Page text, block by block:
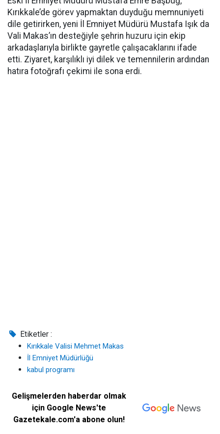
Kırıkkale’de görev yapmaktan duyduğu memnuniyeti
dile getirirken, yeni İl Emniyet Müdürü Mustafa Işık da
Vali Makas’ın desteğiyle şehrin huzuru için ekip
arkadaşlarıyla birlikte gayretle çalışacaklarını ifade
etti. Ziyaret, karşılıklı iyi dilek ve temennilerin ardından
hatıra fotoğrafı çekimi ile sona erdi.
Etiketler :
Kırıkkale Valisi Mehmet Makas
İl Emniyet Müdürlüğü
kabul programı
Gelişmelerden haberdar olmak
için Google News'te
Gazetekale.com'a abone olun!